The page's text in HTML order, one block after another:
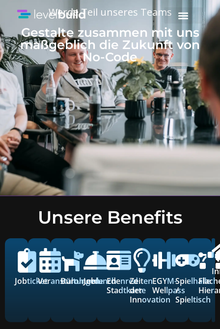
Werde Teil unseres Teams
Gestalte zusammen mit uns
maßgeblich die Zukunft von
No-Code​
Unsere Benefits
JobticketVeranstaltungen
Bürohunde
JoblunchEdenred
Stadtkarte
Zeiten
der
Innovation
EGYM-
Wellpass
Spielhalle
/
Spieltisch